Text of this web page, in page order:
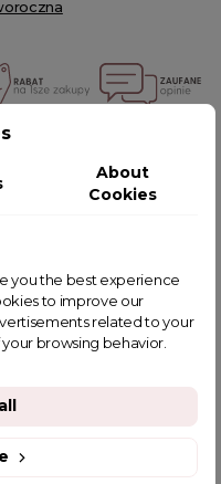
LIKE
About
Cookies
you the best experience
to improve our
related to your
browsing behavior.